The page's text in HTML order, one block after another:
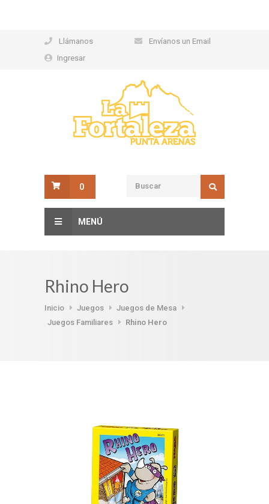
Llámanos
Envíanos un Email
Ingresar
0
MENÚ
Rhino Hero
Inicio Juegos
Juegos de Mesa
Juegos Familiares
Rhino Hero